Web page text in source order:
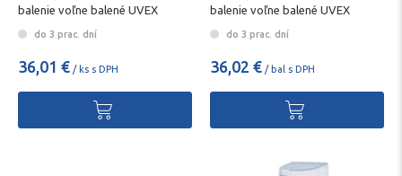
balenie voľne balené UVEX
do 3 prac. dní
36,01 € / ks s DPH
balenie voľne balené UVEX
do 3 prac. dní
36,02 € / bal s DPH